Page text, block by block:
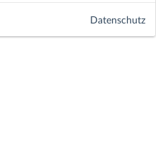
Datenschutz